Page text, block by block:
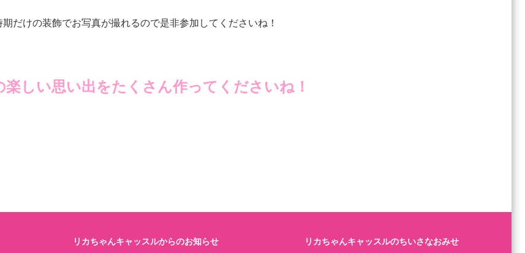
だけの装飾でお写真が撮れるので是非参加してくださいね！
しい思い出をたくさん作ってくださいね！
リカちゃんキャッスルからのお知らせ リカちゃんキャッスルのちいさなおみせ